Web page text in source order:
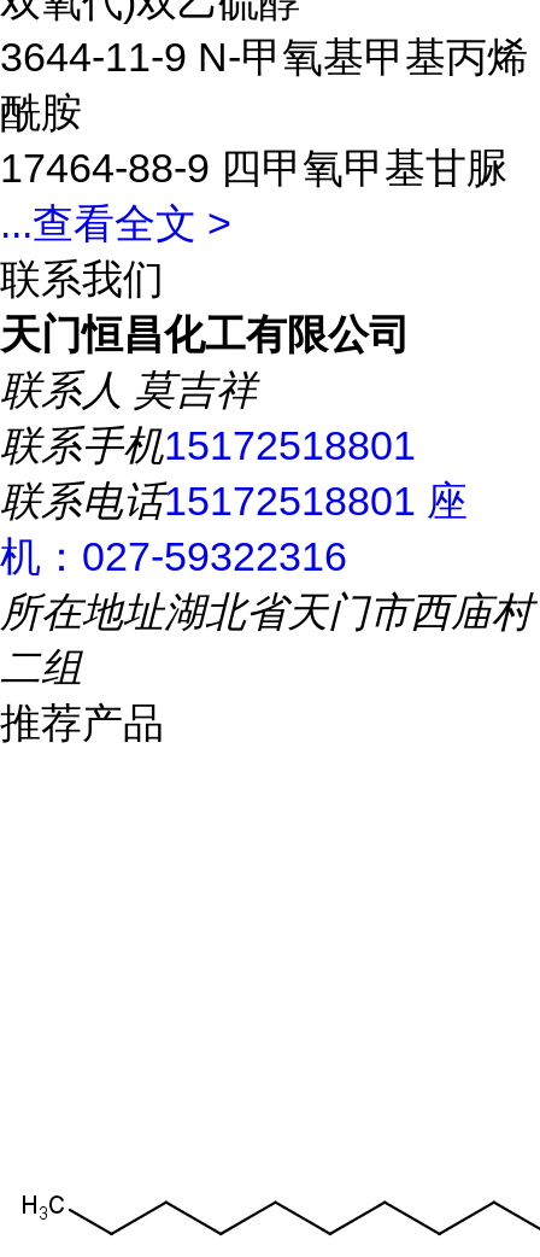
3644-11-9 N-甲氧基甲基丙烯
酰胺
17464-88-9 四甲氧甲基甘脲
...查看全文 >
联系我们
天门恒昌化工有限公司
联系人 莫吉祥
联系手机15172518801
联系电话15172518801 座
机：027-59322316
所在地址湖北省天门市西庙村
二组
推荐产品